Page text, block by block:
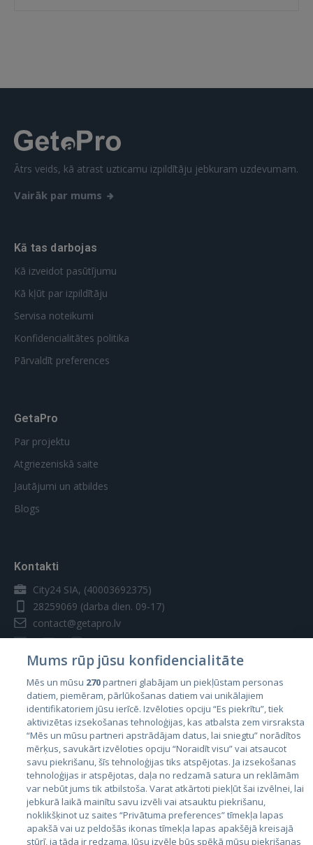
GOOGLE
Ātrs veids, kā atrast uzticamu izpildītāju jebkuram uzdevumam.
Vairāk par mums
Kā tas darbojas
Kā izveidot pasūtījumu
Kā kļūt par izpildītāju
Servisa noteikumi
Konfidencialitātes politika
Pārvaldīt preferences
GetaPro
Par projektu
Atgriezeniskā saite
Jautājumi un atbildes
Blogs
Kontakti
City24 SIA, (40003692375)
28259069 (darba dien. 09-17)
contact@getapro.lv
Valstis
Igaunija
Latvija
Lietuva
Mums rūp jūsu konfidencialitāte
Mēs un mūsu 270partneri glabājam un piekļūstam personas
datiem, piemēram, pārlūkošanas datiem vai unikālajiem
identifikatoriem jūsu ierīcē. Izvēloties opciju “Es piekrītu”, tiek
aktivizētas izsekošanas tehnoloģijas, kas atbalsta zem virsraksta
“Mēs un mūsu partneri apstrādājam datus, lai sniegtu” norādītos
mērķus, savukārt izvēloties opciju “Noraidīt visu” vai atsaucot
savu piekrišanu, šīs tehnoloģijas tiks atspējotas. Ja izsekošanas
tehnoloģijas ir atspējotas, daļa no redzamā satura un reklāmām
var nebūt jums tik atbilstoša. Varat atkārtoti piekļūt šai izvēlnei, lai
jebkurā laikā mainītu savu izvēli vai atsauktu piekrišanu,
noklikšķinot uz saites “Privātuma preferences” tīmekļa lapas
apakšā vai uz peldošās ikonas tīmekļa lapas apakšējā kreisajā
stūrī, ja tāda ir redzama. Jūsu izvēle būs spēkā mūsu piekrišanas